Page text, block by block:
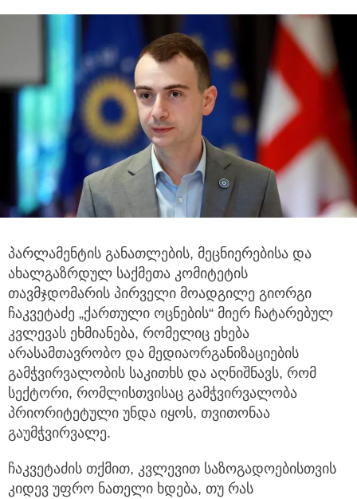
პარლამენტის განათლების, მეცნიერებისა და
ახალგაზრდულ საქმეთა კომიტეტის
თავმჯდომარის პირველი მოადგილე გიორგი
ჩაკვეტაძე „ქართული ოცნების“ მიერ ჩატარებულ
კვლევას ეხმიანება, რომელიც ეხება
არასამთავრობო და მედიაორგანიზაციების
გამჭვირვალობის საკითხს და აღნიშნავს, რომ
სექტორი, რომლისთვისაც გამჭვირვალობა
პრიორიტეტული უნდა იყოს, თვითონაა
გაუმჭვირვალე.
ჩაკვეტაძის თქმით, კვლევით საზოგადოებისთვის
კიდევ უფრო ნათელი ხდება, თუ რას